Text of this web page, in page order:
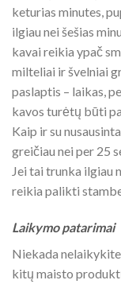
keturias minutes,
ilgiau nei šešias
kavai reikia ypač
milteliai ir švelniai
paslaptis – laikas,
kavos turėtų būti
Kaip ir su
greičiau nei per 25
Jei tai trunka ilgiau
reikia palikti
Laikymo patarimai
Niekada
kitų maisto